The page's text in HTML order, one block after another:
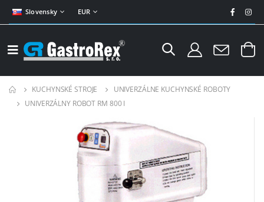
Slovensky EUR
KUCHYNSKÉ STROJE
UNIVERZÁLNE KUCHYNSKÉ ROBOTY
UNIVERZÁLNY ROBOT RM 800 I